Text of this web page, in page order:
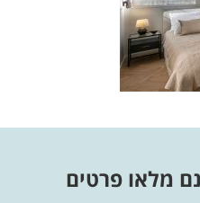
מלאו פרטים